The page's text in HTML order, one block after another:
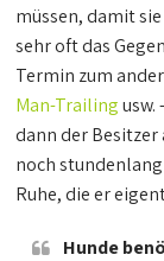
müssen, damit
sehr oft das
Termin zum
Man-Trailing
dann der Besitzer
noch
Ruhe, die er
Hunde